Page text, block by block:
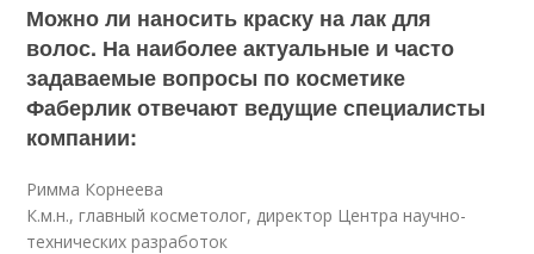
Можно ли наносить краску на лак для
волос. На наиболее актуальные и часто
задаваемые вопросы по косметике
Фаберлик отвечают ведущие специалисты
компании:
Римма Корнеева
К.м.н., главный косметолог, директор Центра научно-
технических разработок